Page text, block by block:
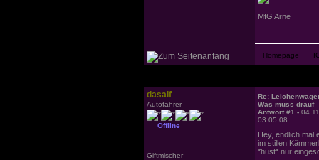
MfG Arne
dasalf
Autofahrer
Offline
Giftmischer
Re:
Was muss drauf
Antwort #1 -
03:05:08
Hey, endlich mal
im stillen
*hust* nur